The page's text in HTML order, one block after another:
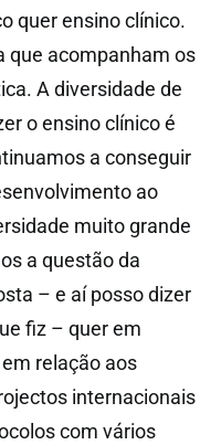
quer ensino clínico.
que acompanham os
A diversidade de
o ensino clínico é
a conseguir
ao
muito grande
a questão da
– e aí posso dizer
fiz – quer em
relação aos
internacionais
com vários